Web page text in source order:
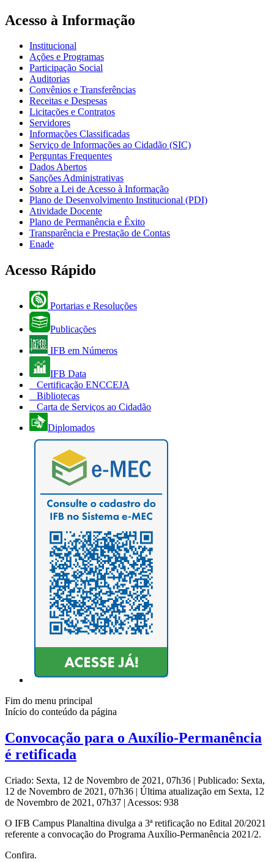
Acesso à Informação
Institucional
Ações e Programas
Participação Social
Auditorias
Convênios e Transferências
Receitas e Despesas
Licitações e Contratos
Servidores
Informações Classificadas
Serviço de Informações ao Cidadão (SIC)
Perguntas Frequentes
Dados Abertos
Sanções Administrativas
Sobre a Lei de Acesso à Informação
Plano de Desenvolvimento Institucional (PDI)
Atividade Docente
Plano de Permanência e Êxito
Transparência e Prestação de Contas
Enade
Acesso Rápido
Portarias e Resoluções
Publicações
IFB em Números
IFB Data
Certificação ENCCEJA
Bibliotecas
Carta de Serviços ao Cidadão
Diplomados
Fim do menu principal
Início do conteúdo da página
Convocação para o Auxílio-Permanência
é retificada
Criado: Sexta, 12 de Novembro de 2021, 07h36 | Publicado: Sexta,
12 de Novembro de 2021, 07h36 | Última atualização em Sexta, 12
de Novembro de 2021, 07h37 | Acessos: 938
O IFB Campus Planaltina divulga a 3ª retificação no Edital 20/2021
referente a convocação do Programa Auxílio-Permanência 2021/2.
Confira.